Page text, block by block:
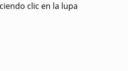
clic en la lupa